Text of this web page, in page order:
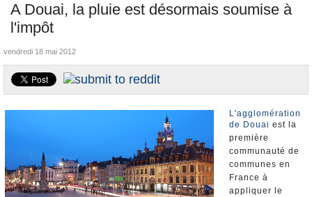
Ministères/Directions
Blog
Elections européennes
A Douai, la pluie est désormais soumise à
l'impôt
Polémiques
Où va l’argent?
La France et le Monde
Nominations et Démissions
Elections européennes
vendredi 18 mai 2012
L'agglomération
de Douai est la
première
communauté de
communes en
France à
appliquer le